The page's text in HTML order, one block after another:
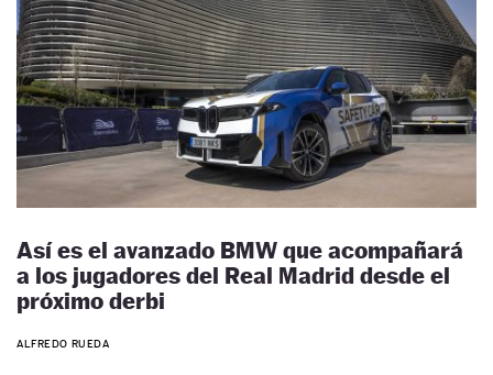
Así es el avanzado BMW que acompañará
a los jugadores del Real Madrid desde el
próximo derbi
ALFREDO RUEDA